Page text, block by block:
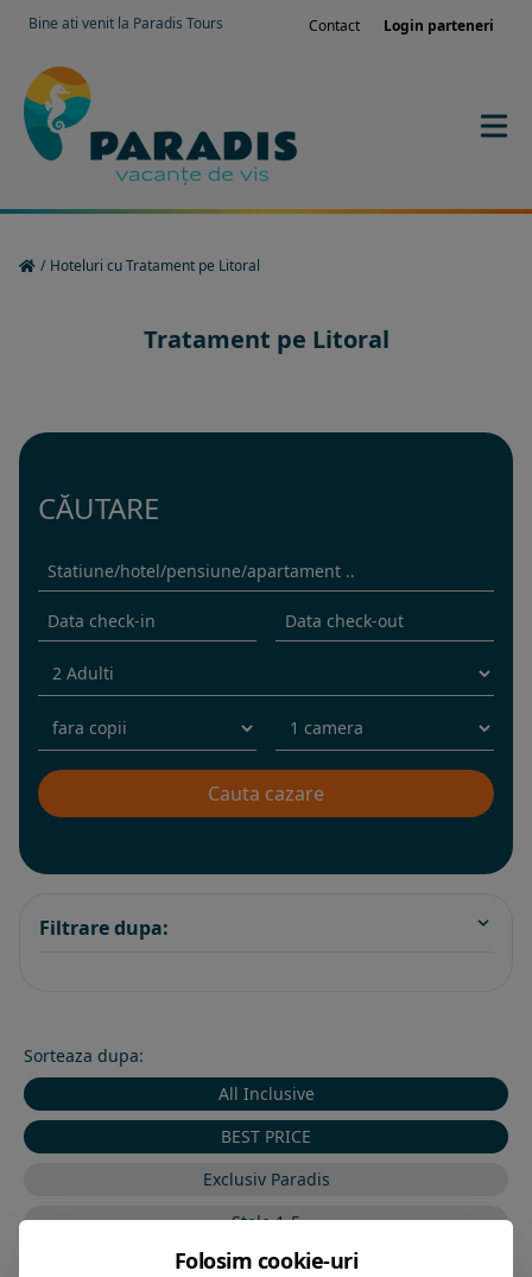
Bine ati venit la Paradis Tours Contact Login parteneri
/ Hoteluri cu Tratament pe Litoral
Tratament pe Litoral
CĂUTARE
Filtrare dupa:
Sorteaza dupa:
All Inclusive
BEST PRICE
Exclusiv Paradis
Stele 1-5
Stele 5-1
Folosim cookie-uri